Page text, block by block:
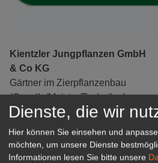
Kientzler Jungpflanzen GmbH
& Co KG
Gärtner im Zierpflanzenbau
(Geselle/Meister/Techniker)
(m/w/d)
zur Stellenanzeige
Dienste, die wir
Hier können Sie einsehen und
möchten, um unsere Dienste
Informationen lesen Sie bitte unsere